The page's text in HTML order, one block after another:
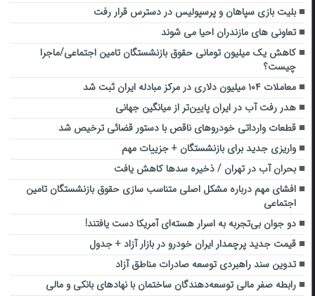
بلیت بازی سپاهان و پرسپولیس در دسترس قرار رفت
تعاونی های مازندران احیا می شوند
کاهش یک میلیون تومانی حقوق بازنشستگان تامین اجتماعی/ماجرا
چیست؟
معاملات ۱۰۴ میلیون دلاری در مرکز مبادله ایران ثبت شد
هدر رفت آب در ایران پایین‌تر از میانگین جهانی
قطعات وارداتی خودروهای ناقص با دستور قضائی ترخیص شد
واریزی جدید برای بازنشستگان + جزییات مهم
بحران آب در تهران / ذخیره سدها کاهش یافت
افشای مهم درباره مشکل اصلی متناسب سازی حقوق بازنشستگان تامین
اجتماعی
دو جوان بی‌تجربه به اسرار هسته‌ای آمریکا دست یافتند!
قیمت جدید پرچمدار ایران خودرو در بازار آزاد + جدول
تدوین سند راهبردی توسعه صادرات مناطق آزاد
رابطه صفر مالی توسعه‌دهندگان ساختمان با نهادهای بانکی و مالی